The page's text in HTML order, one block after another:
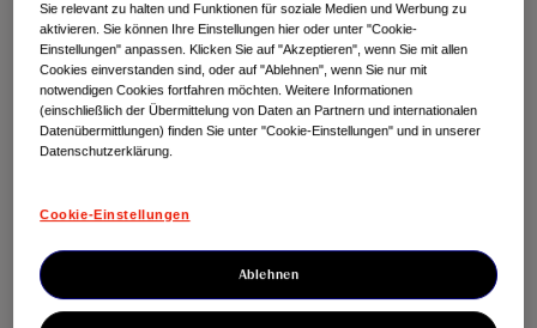
Zug, 1. Oktober 2024– Janssen-Cilag AG, a Johnson &
Johnson company, gab heute bekannt, dass das
Unternehmen ab dem 01. Oktober 2024 die
Verantwortung für alle Verkaufs-, Marketing- und
Vertriebsaktivitäten der Produkte Remicade®
(Infliximab) und Simponi® (Golimumab) in der Schweiz
seit über einem Jahrzehnt Millionen von Menschen
dabei geholfen, mit lebensverändernden entzündlichen
Erkrankungen umzugehen.3Diese Produkte bleiben
Sie relevant zu halten und Funktionen für soziale Medien und Werbung zu
aktivieren. Sie können Ihre Einstellungen hier oder unter "Cookie-
Einstellungen" anpassen. Klicken Sie auf "Akzeptieren", wenn Sie mit allen
Cookies einverstanden sind, oder auf "Ablehnen", wenn Sie nur mit
notwendigen Cookies fortfahren möchten. Weitere Informationen
(einschließlich der Übermittelung von Daten an Partnern und internationalen
Datenübermittlungen) finden Sie unter "Cookie-Einstellungen" und in unserer
Datenschutzerklärung.
Cookie-Einstellungen
Ablehnen